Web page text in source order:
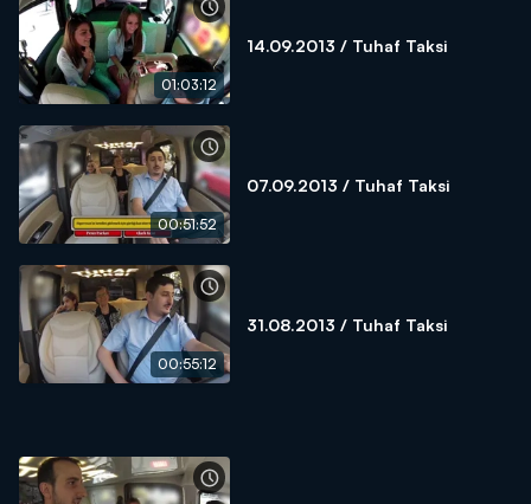
01:03:12
14.09.2013 / Tuhaf Taksi
00:51:52
07.09.2013 / Tuhaf Taksi
00:55:12
31.08.2013 / Tuhaf Taksi